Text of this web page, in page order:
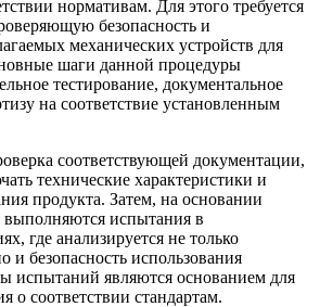
нормативам. Для этого требуется
безопасность и
механических устройств для
шаги данной процедуры
тестирование, документальное
на соответствие установленным
соответствующей документации,
технические характеристики и
продукта. Затем, на основании
испытания в
где анализируется не только
и безопасность использования
испытаний являются основанием для
о соответствии стандартам.